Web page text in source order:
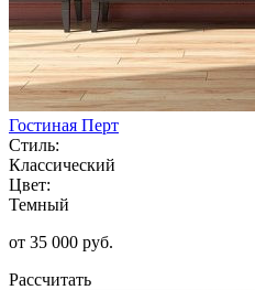
Гостиная Перт
Стиль:
Классический
Цвет:
Темный
от 35 000 руб.
Рассчитать